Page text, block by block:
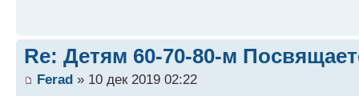
Re: Детям 60-70-80-м
Ferad » 10 дек 2019 02:22